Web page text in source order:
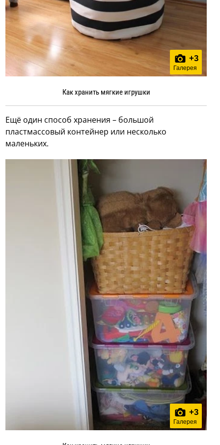
+3
Галерея
Как хранить мягкие игрушки
Ещё один способ хранения – большой
пластмассовый контейнер или несколько
маленьких.
+3
Галерея